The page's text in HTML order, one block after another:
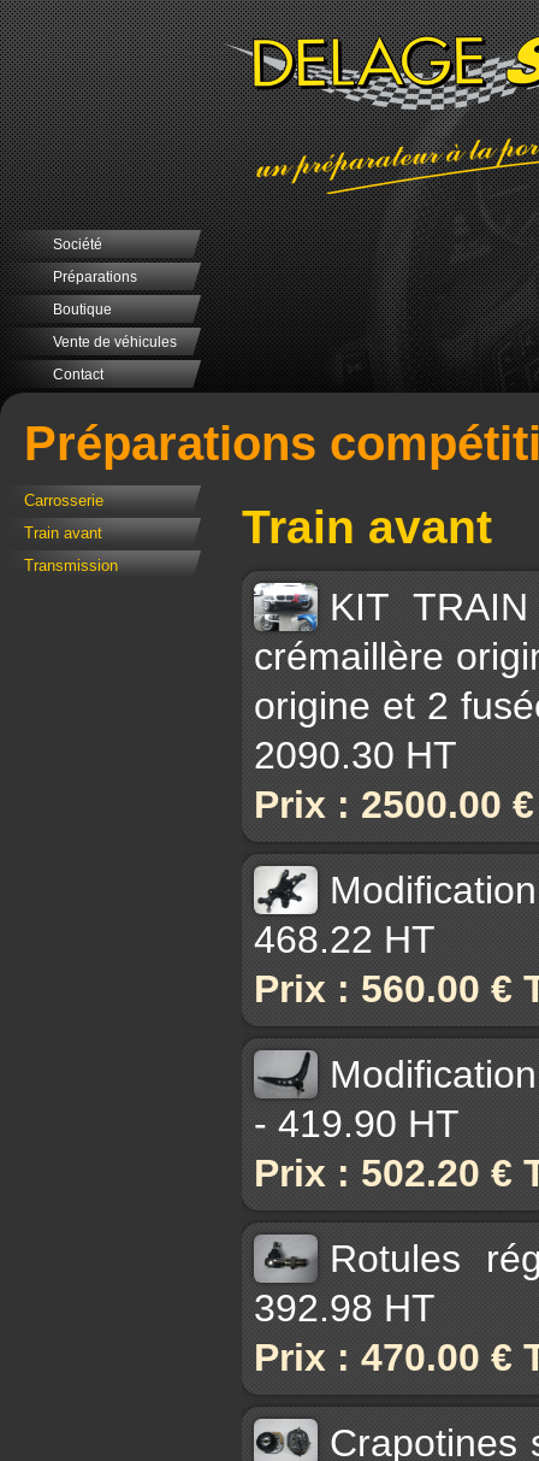
Société
Préparations
Boutique
Vente de véhicules
Contact
Préparations
Carrosserie
Train avant
Transmission
Train avant
KIT
crémaillère
origine et 2
2090.30 HT
Prix : 2500.00
468.22 HT
Prix : 560.00 €
- 419.90 HT
Prix : 502.20 €
Rotules
392.98 HT
Prix : 470.00 €
Crapotines